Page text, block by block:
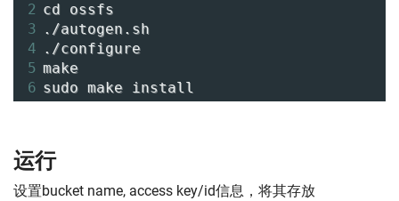
2 cd ossfs
3 ./autogen.sh
4 ./configure
5 make
6 sudo make install
运行
设置bucket name, access key/id信息，将其存放